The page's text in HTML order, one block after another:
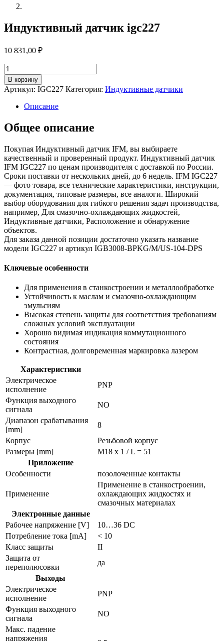
Индуктивный датчик igc227
10 831,00 ₽
Количество
товара
Индуктивный
датчик
igc227
В корзину
Артикул: IGC227 Категория: Индуктивные датчики
Описание
Общее описание
Покупая Индуктивный датчик IFM, вы выбираете
качественный и проверенный продукт. Индуктивный датчик
IFM IGC227 по ценам производителя с доставкой по России.
Сроки поставки от нескольких дней, до 6 недель. IFM IGC227
— фото товара, все технические характеристики, инструкции,
документация, типовые размеры, все аналоги. Широкий
выбор оборудования для гибкого решения задач производства,
например, Для смазочно-охлаждающих жидкостей,
Индуктивные датчики, Расположение и обнаружение
объектов.
Для заказа данной позиции достаточно указать название
модели IGC227 и артикул IGB3008-BPKG/M/US-104-DPS
Ключевые особенности
Для применения в станкостроении и металлообработке
Устойчивость к маслам и смазочно-охлаждающим
эмульсиям
Высокая степень защиты для соответствия требованиям
сложных условий эксплуатации
Хорошо видимая индикация коммутационного
состояния
Контрастная, долговременная маркировка лазером
Характеристики
Электрическое
исполнение
PNP
Функция выходного
сигнала
NO
Диапазон срабатывания
[mm]
8
Корпус
Резьбовой корпус
Размеры [mm]
M18 x 1 / L = 51
Приложение
Особенности
позолоченные контакты
Применение
Применение в станкостроении,
охлаждающих жидкостях и
смазочных материалах
Электронные данные
Рабочее напряжение [V]
10…36 DC
Потребление тока [mA]
< 10
Класс защиты
II
Защита от
переполюсовки
да
Выходы
Электрическое
исполнение
PNP
Функция выходного
сигнала
NO
Макс. падение
напряжения